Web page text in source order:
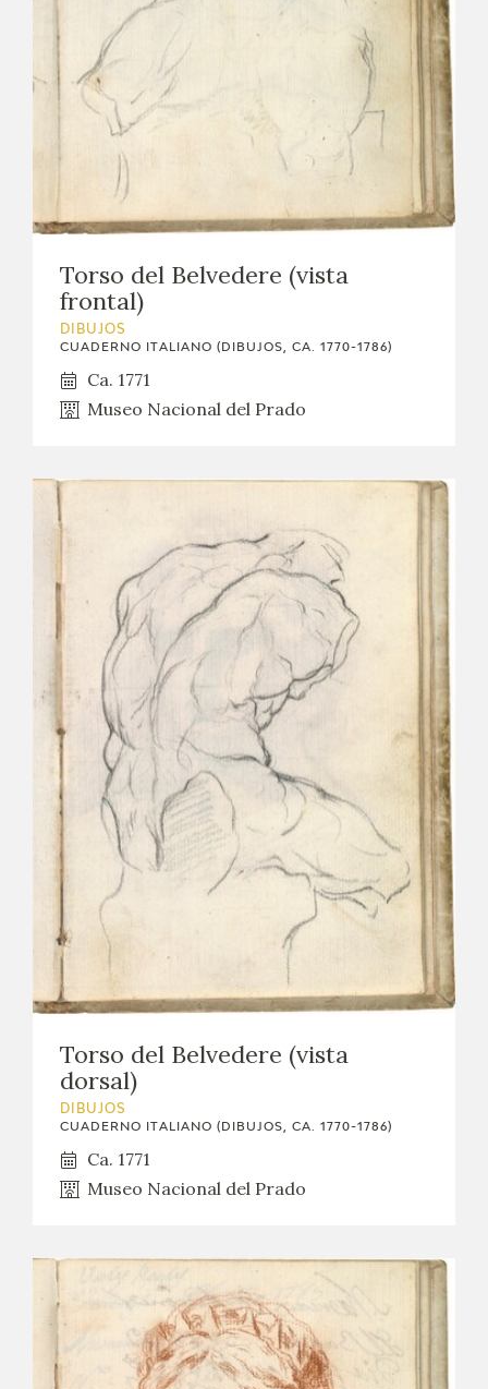
Torso del Belvedere (vista
frontal)
DIBUJOS
CUADERNO ITALIANO (DIBUJOS, CA. 1770-1786)
Ca. 1771
Museo Nacional del Prado
Torso del Belvedere (vista
dorsal)
DIBUJOS
CUADERNO ITALIANO (DIBUJOS, CA. 1770-1786)
Ca. 1771
Museo Nacional del Prado